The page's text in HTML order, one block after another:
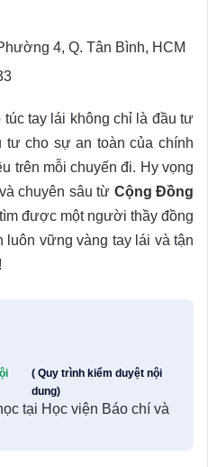
4, Q. Tân Bình, HCM
tay lái không chỉ là đầu tư
tư cho sự an toàn của chính
trên mỗi chuyến đi. Hy vọng
chuyên sâu từ Cộng Đồng
được một người thầy đồng
luôn vững vàng tay lái và tận
( Quy trình kiểm duyệt nội
dung)
tại Học viện Báo chí và